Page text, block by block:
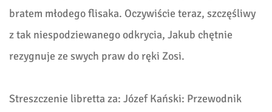
bratem młodego flisaka. Oczywiście teraz, szczęśliwy
z tak niespodziewanego odkrycia, Jakub chętnie
rezygnuje ze swych praw do ręki Zosi.
Streszczenie libretta za: Józef Kański: Przewodnik